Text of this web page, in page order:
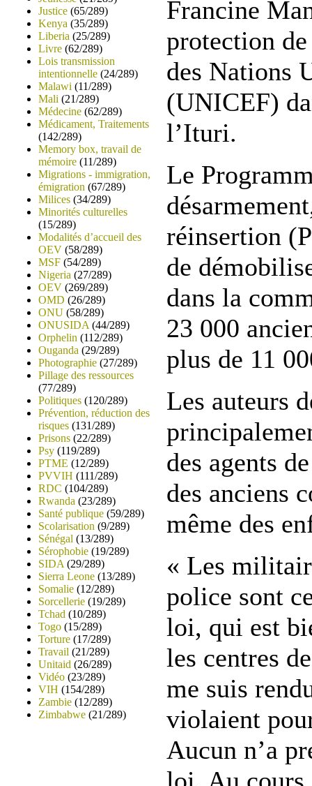
Justice (65/289)
Kenya (35/289)
Liberia (25/289)
Livre (62/289)
Lois transmission
intentionnelle (24/289)
Malawi (11/289)
Mali (21/289)
Médecine (62/289)
Médicament, Traitements
(142/289)
Memory box, travail de
mémoire (11/289)
Migrations - immigration,
émigration (67/289)
Milices (34/289)
Minorités culturelles
(15/289)
Modalités d’accueil des
OEV (58/289)
MSF (54/289)
Nigeria (27/289)
OEV (269/289)
OMD (26/289)
ONU (58/289)
ONUSIDA (44/289)
Orphelin (112/289)
Ouganda (29/289)
Photographie (27/289)
Pillage des ressources
(77/289)
Politiques (120/289)
Prévention, réduction des
risques (131/289)
Prisons (22/289)
Psy (119/289)
PTME (12/289)
PVVIH (111/289)
RDC (104/289)
Rwanda (23/289)
Santé publique (59/289)
Scolarisation (9/289)
Sénégal (13/289)
Sérophobie (19/289)
SIDA (29/289)
Sierra Leone (13/289)
Somalie (12/289)
Sorcellerie (19/289)
Tchad (10/289)
Togo (15/289)
Torture (17/289)
Travail (21/289)
Unitaid (26/289)
Vidéo (23/289)
VIH (154/289)
Zambie (12/289)
Zimbabwe (21/289)
Francine
protection de
des Nations
(UNICEF)
l’Ituri.
Le
réinsertion
de
dans la
23 000
plus de 11
Les auteurs
des agents
des anciens
même des
« Les
police sont
loi, qui est
les centres
me suis
violaient
Aucun n’a